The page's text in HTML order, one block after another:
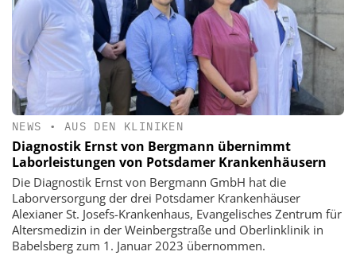
NEWS • AUS DEN KLINIKEN
Diagnostik Ernst von Bergmann übernimmt
Laborleistungen von Potsdamer Krankenhäusern
Die Diagnostik Ernst von Bergmann GmbH hat die
Laborversorgung der drei Potsdamer Krankenhäuser
Alexianer St. Josefs-Krankenhaus, Evangelisches Zentrum für
Altersmedizin in der Weinbergstraße und Oberlinklinik in
Babelsberg zum 1. Januar 2023 übernommen.